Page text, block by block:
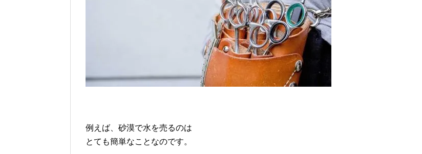
例えば、砂漠で水を売るのは
とても簡単なことなのです。